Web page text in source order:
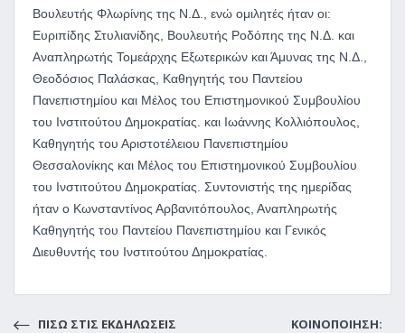
Βουλευτής Φλωρίνης της Ν.Δ., ενώ ομιλητές ήταν οι:
Ευριπίδης Στυλιανίδης, Βουλευτής Ροδόπης της Ν.Δ. και
Αναπληρωτής Τομεάρχης Εξωτερικών και Άμυνας της Ν.Δ.,
Θεοδόσιος Παλάσκας, Καθηγητής του Παντείου
Πανεπιστημίου και Μέλος του Επιστημονικού Συμβουλίου
του Ινστιτούτου Δημοκρατίας. και Ιωάννης Κολλιόπουλος,
Καθηγητής του Αριστοτέλειου Πανεπιστημίου
Θεσσαλονίκης και Μέλος του Επιστημονικού Συμβουλίου
του Ινστιτούτου Δημοκρατίας. Συντονιστής της ημερίδας
ήταν ο Κωνσταντίνος Αρβανιτόπουλος, Αναπληρωτής
Καθηγητής του Παντείου Πανεπιστημίου και Γενικός
Διευθυντής του Ινστιτούτου Δημοκρατίας.
ΠΙΣΩ ΣΤΙΣ ΕΚΔΗΛΩΣΕΙΣ ΚΟΙΝΟΠΟΙΗΣΗ: